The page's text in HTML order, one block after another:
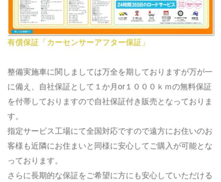
有償保証「カーセンサーアフター保証」
整備実施車に関しましては万全を期しておりますが万が一
に備え、自社保証として１か月or１０００ｋｍの無料保証
を付帯しておりますので自社保証付き販売となっておりま
す。
指定サービス工場にて全国対応ですので遠方にお住いのお
客様も近隣にお住まいと同様に安心してご購入が可能とな
っております。
さらに長期的な保証をご希望に方にも安心していただける